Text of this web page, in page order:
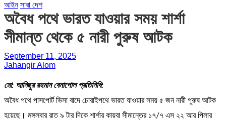
আইন সারা দেশ
অবৈধ পথে ভারত যাওয়ার সময় শার্শা
সীমান্ত থেকে ৫ নারী পুরুষ আটক
September 11, 2025
Jahangir Alom
মো: আনিছুর রহমান বেনাপোল প্রতিনিধি:
অবৈধ পথে পাসপোর্ট ভিসা বাদে চোরাইপথে ভারত যাওয়ার সময় ৫ জন নারী পুরুষ আটক
হয়েছে। মঙ্গলবার রাত ৯ টার দিকে শার্শার কায়বা সীমান্তের ১৭/৭ এস ২২ আর পিলার